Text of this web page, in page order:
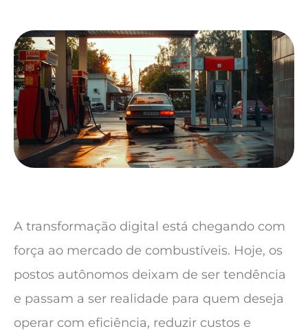
A transformação digital está chegando com
força ao mercado de combustíveis. Hoje, os
postos autônomos deixam de ser tendência
e passam a ser realidade para quem deseja
operar com eficiência, reduzir custos e